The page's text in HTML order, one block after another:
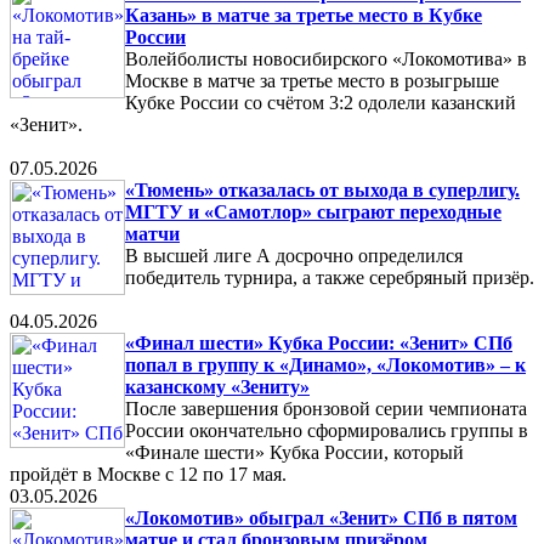
Казань» в матче за третье место в Кубке
России
Волейболисты новосибирского «Локомотива» в
Москве в матче за третье место в розыгрыше
Кубке России со счётом 3:2 одолели казанский
«Зенит».
07.05.2026
«Тюмень» отказалась от выхода в суперлигу.
МГТУ и «Самотлор» сыграют переходные
матчи
В высшей лиге А досрочно определился
победитель турнира, а также серебряный призёр.
04.05.2026
«Финал шести» Кубка России: «Зенит» СПб
попал в группу к «Динамо», «Локомотив» – к
казанскому «Зениту»
После завершения бронзовой серии чемпионата
России окончательно сформировались группы в
«Финале шести» Кубка России, который
пройдёт в Москве с 12 по 17 мая.
03.05.2026
«Локомотив» обыграл «Зенит» СПб в пятом
матче и стал бронзовым призёром